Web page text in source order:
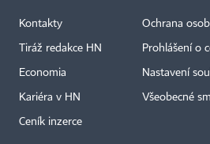
Kontakty
Tiráž redakce HN
Economia
Kariéra v HN
Ceník inzerce
Ochrana
Prohlášení o
Nastavení
Všeobecné